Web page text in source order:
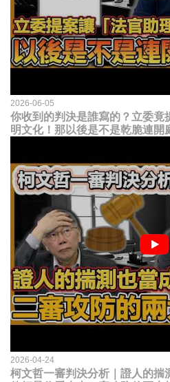
2026-06-05
你收到的判決是誰寫的？立委竟
明文化！那以後是不是乾脆連開
2026-04-24
柯文哲一審判決分析｜證人的揣